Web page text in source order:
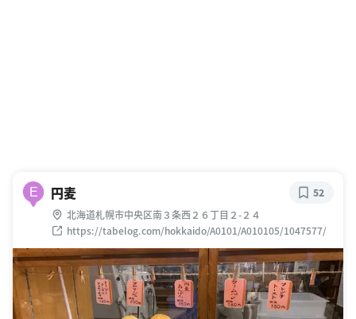
E 円麦
北海道札幌市中央区南３条西２６丁目２-２４
https://tabelog.com/hokkaido/A0101/A010105/1047577/
52